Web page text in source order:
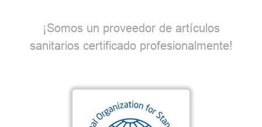
¡Somos un proveedor de artículos
sanitarios certificado profesionalmente!